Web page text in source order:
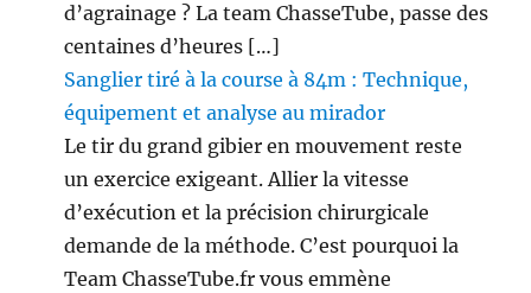
d’agrainage ? La team ChasseTube, passe des
centaines d’heures […]
Sanglier tiré à la course à 84m : Technique,
équipement et analyse au mirador
Le tir du grand gibier en mouvement reste
un exercice exigeant. Allier la vitesse
d’exécution et la précision chirurgicale
demande de la méthode. C’est pourquoi la
Team ChasseTube.fr vous emmène